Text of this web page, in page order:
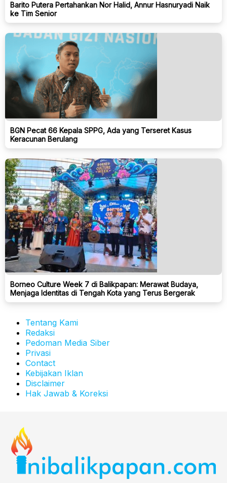
Barito Putera Pertahankan Nor Halid, Annur Hasnuryadi Naik
ke Tim Senior
BGN Pecat 66 Kepala SPPG, Ada yang Terseret Kasus
Keracunan Berulang
Borneo Culture Week 7 di Balikpapan: Merawat Budaya,
Menjaga Identitas di Tengah Kota yang Terus Bergerak
Tentang Kami
Redaksi
Pedoman Media Siber
Privasi
Contact
Kebijakan Iklan
Disclaimer
Hak Jawab & Koreksi